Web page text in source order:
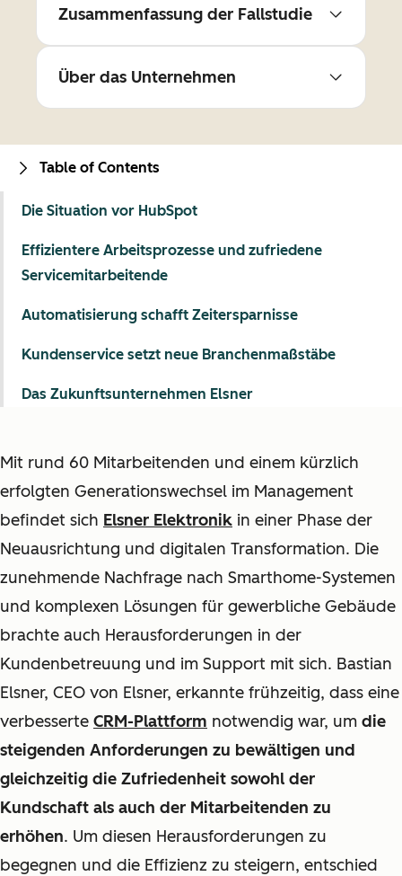
Zusammenfassung der Fallstudie
Über das Unternehmen
Mit rund 60 Mitarbeitenden und einem kürzlich
erfolgten Generationswechsel im Management
befindet sich Elsner Elektronik in einer Phase der
Neuausrichtung und digitalen Transformation. Die
zunehmende Nachfrage nach Smarthome-Systemen
und komplexen Lösungen für gewerbliche Gebäude
brachte auch Herausforderungen in der
Kundenbetreuung und im Support mit sich. Bastian
Elsner, CEO von Elsner, erkannte frühzeitig, dass eine
verbesserte CRM-Plattform notwendig war, um die
steigenden Anforderungen zu bewältigen und
gleichzeitig die Zufriedenheit sowohl der
Kundschaft als auch der Mitarbeitenden zu
erhöhen. Um diesen Herausforderungen zu
begegnen und die Effizienz zu steigern, entschied
Table of Contents
Die Situation vor HubSpot
Effizientere Arbeitsprozesse und zufriedene
Servicemitarbeitende
Automatisierung schafft Zeitersparnisse
Kundenservice setzt neue Branchenmaßstäbe
Das Zukunftsunternehmen Elsner